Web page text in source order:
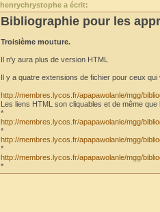
henrychrystophe a écrit:
Bibliographie pour les
Troisième mouture.
Il n'y aura plus de version HTML
Il y a quatre extensions de fichier pour ceux qui
http://membres.lycos.fr/apapawolanle/mgg/
Les liens HTML son cliquables et de même que
*
http://membres.lycos.fr/apapawolanle/mgg/
*
http://membres.lycos.fr/apapawolanle/mgg/
*
http://membres.lycos.fr/apapawolanle/mgg/
*